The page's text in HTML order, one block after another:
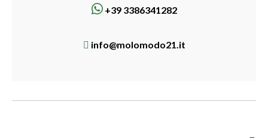
+39 3386341282
info@molomodo21.it